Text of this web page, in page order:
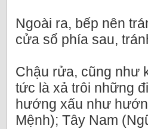
Ngoài ra, bếp nên
cửa sổ phía sau,
Chậu rửa, cũng như
tức là xả trôi những
hướng xấu như
Mệnh); Tây Nam